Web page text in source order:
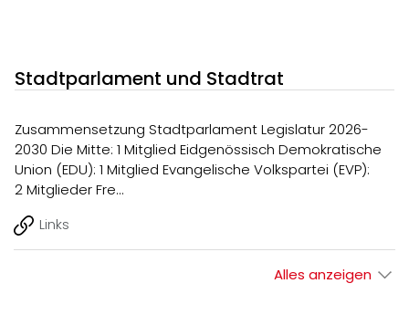
Stadtparlament und Stadtrat
Zusammensetzung Stadtparlament Legislatur 2026-
2030 Die Mitte: 1 Mitglied Eidgenössisch Demokratische
Union (EDU): 1 Mitglied Evangelische Volkspartei (EVP):
2 Mitglieder Fre…
Links
Alles anzeigen